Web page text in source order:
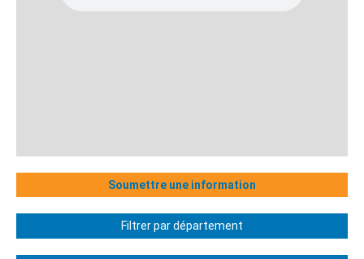
Soumettre une information
Filtrer par département